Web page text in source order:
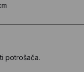
potrošača.